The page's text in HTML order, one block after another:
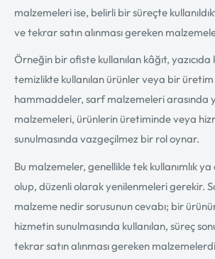
malzemeleri ise, belirli bir süreçte
ve tekrar satın alınması gereken
Örneğin bir ofiste kullanılan kâğıt, yazıcıda
temizlikte kullanılan ürünler veya bir
hammaddeler, sarf malzemeleri arasında
malzemeleri, ürünlerin üretiminde veya
sunulmasında vazgeçilmez bir rol oynar.
Bu malzemeler, genellikle tek kullanımlık ya
olup, düzenli olarak yenilenmeleri gerekir.
malzeme nedir sorusunun cevabı; bir
hizmetin sunulmasında kullanılan, süreç
tekrar satın alınması gereken